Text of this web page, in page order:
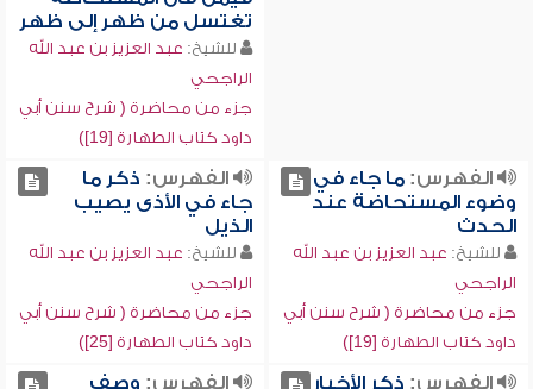
تغتسل من ظهر إلى ظهر
للشيخ: عبد العزيز بن عبد الله
الراجحي
جزء من محاضرة ( شرح سنن أبي
داود كتاب الطهارة [19])
الفهرس:ما جاء في
وضوء المستحاضة عند
الحدث
للشيخ: عبد العزيز بن عبد الله
الراجحي
جزء من محاضرة ( شرح سنن أبي
داود كتاب الطهارة [19])
الفهرس: ذكر ما
جاء في الأذى يصيب
الذيل
للشيخ: عبد العزيز بن عبد الله
الراجحي
جزء من محاضرة ( شرح سنن أبي
داود كتاب الطهارة [25])
الفهرس: ذكر الأخبار الفهرس: وصف